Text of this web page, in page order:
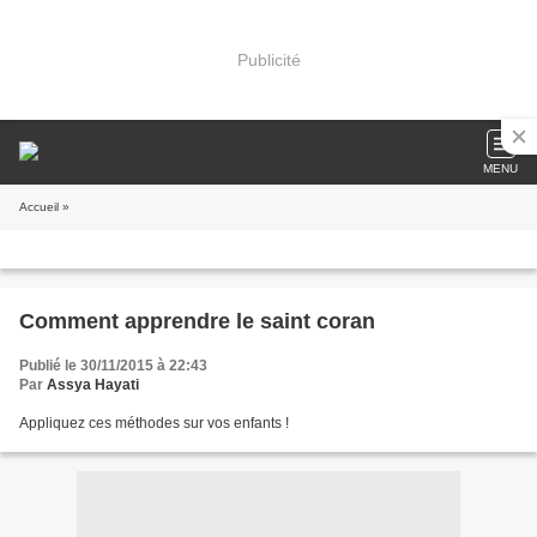
Publicité
MENU
Accueil »
Comment apprendre le saint coran
Publié le 30/11/2015 à 22:43
Par Assya Hayati
Appliquez ces méthodes sur vos enfants !